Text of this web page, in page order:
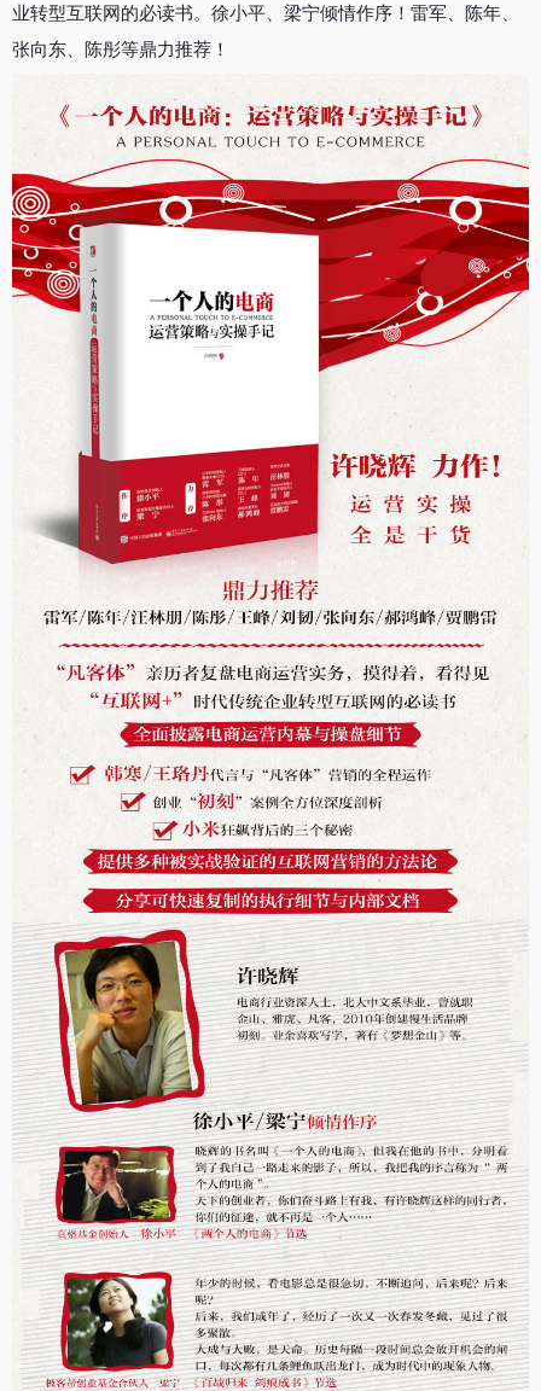
业转型互联网的必读书。徐小平、梁宁倾情作序！雷军、陈年、
张向东、陈彤等鼎力推荐！